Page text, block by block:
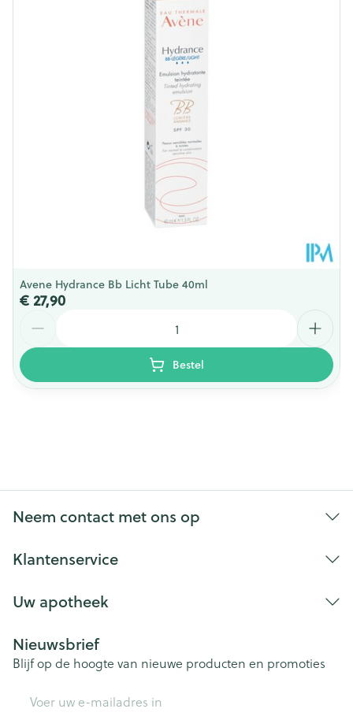
33 mm
Kamertemperatuur (15°C - 25°C)
Avene Hydrance Bb Licht Tube 40ml
€ 27,90
Bestel
Neem contact met ons op
Klantenservice
Uw apotheek
Nieuwsbrief
Blijf op de hoogte van nieuwe producten en promoties